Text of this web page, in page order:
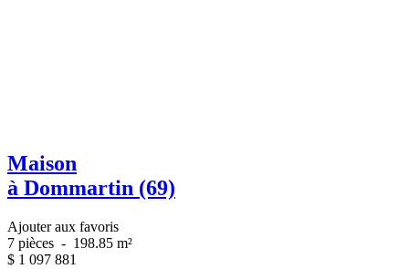
Maison
à Dommartin (69)
Ajouter aux favoris
7 pièces - 198.85 m²
$ 1 097 881